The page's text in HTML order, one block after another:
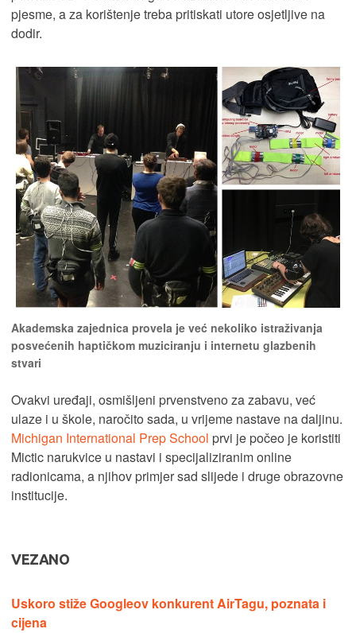
pjesme, a za korištenje treba pritiskati utore osjetljive na
dodir.
Akademska zajednica provela je već nekoliko istraživanja
posvećenih haptičkom muziciranju i internetu glazbenih
stvari
Ovakvi uređaji, osmišljeni prvenstveno za zabavu, već
ulaze i u škole, naročito sada, u vrijeme nastave na daljinu.
Michigan International Prep School prvi je počeo je koristiti
Mictic narukvice u nastavi i specijaliziranim online
radionicama, a njihov primjer sad slijede i druge obrazovne
institucije.
VEZANO
Uskoro stiže Googleov konkurent AirTagu, poznata i
cijena